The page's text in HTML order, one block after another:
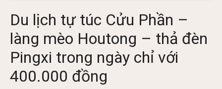
Du lịch tự túc Cửu Phần –
làng mèo Houtong – thả đèn
Pingxi trong ngày chỉ với
400.000 đồng